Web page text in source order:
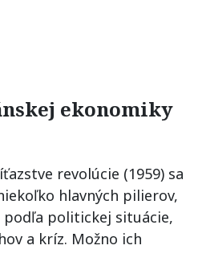
ekonomiky
revolúcie (1959) sa
hlavných pilierov,
podľa politickej situácie,
a kríz. Možno ich